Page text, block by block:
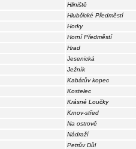
Hliniště
Hlubčické Předměstí
Horky
Horní Předměstí
Hrad
Jesenická
Ježník
Kabátův kopec
Kostelec
Krásné Loučky
Krnov-střed
Na ostrově
Nádraží
Petrův Důl